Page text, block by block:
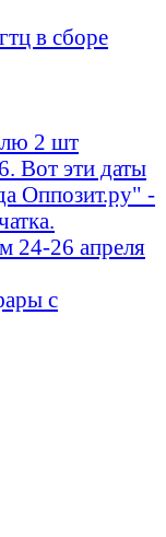
в сборе
2 шт
Вот эти даты
Оппозит.ру" -
24-26 апреля
с